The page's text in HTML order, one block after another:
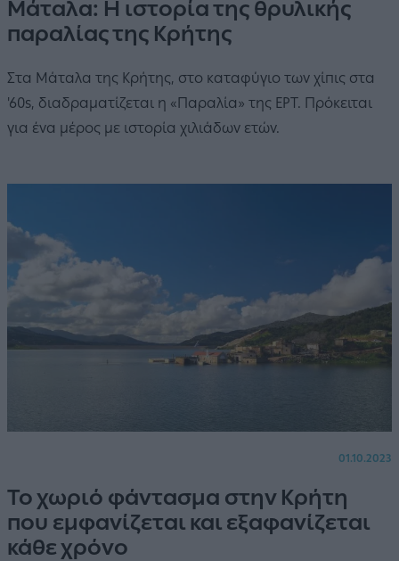
Μάταλα: Η ιστορία της θρυλικής
παραλίας της Κρήτης
Στα Μάταλα της Κρήτης, στο καταφύγιο των χίπις στα
'60s, διαδραματίζεται η «Παραλία» της ΕΡΤ. Πρόκειται
για ένα μέρος με ιστορία χιλιάδων ετών.
01.10.2023
Το χωριό φάντασμα στην Κρήτη
που εμφανίζεται και εξαφανίζεται
κάθε χρόνο